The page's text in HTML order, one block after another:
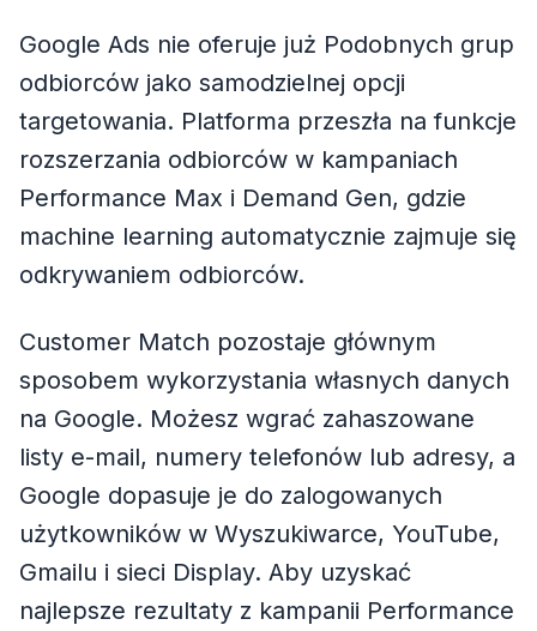
Google Ads nie oferuje już Podobnych grup
odbiorców jako samodzielnej opcji
targetowania. Platforma przeszła na funkcje
rozszerzania odbiorców w kampaniach
Performance Max i Demand Gen, gdzie
machine learning automatycznie zajmuje się
odkrywaniem odbiorców.
Customer Match pozostaje głównym
sposobem wykorzystania własnych danych
na Google. Możesz wgrać zahaszowane
listy e-mail, numery telefonów lub adresy, a
Google dopasuje je do zalogowanych
użytkowników w Wyszukiwarce, YouTube,
Gmailu i sieci Display. Aby uzyskać
najlepsze rezultaty z kampanii Performance